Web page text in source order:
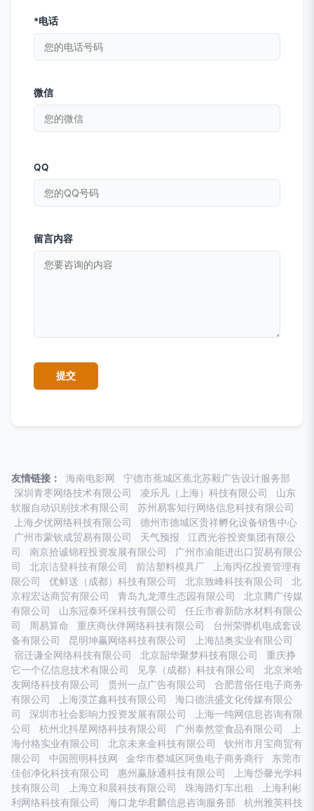
*电话
微信
QQ
留言内容
友情链接： 海南电影网
宁德市蕉城区蕉北苏毅广告设计服务部
深圳青枣网络技术有限公司
凌乐凡（上海）科技有限公司
山东
软服自动识别技术有限公司
苏州易客知行网络信息科技有限公司
上海夕优网络科技有限公司
德州市德城区贵祥孵化设备销售中心
广州市蒙钦成贸易有限公司
天气预报
江西光谷投资集团有限公
司
南京拾诚锦程投资发展有限公司
广州市渝能进出口贸易有限公
司
北京洁登科技有限公司 前沽塑料模具厂
上海丙亿投资管理有
限公司
优鲜送（成都）科技有限公司 北京致峰科技有限公司
北
京程宏达商贸有限公司
青岛九龙潭生态园有限公司
北京腾广传媒
有限公司
山东冠泰环保科技有限公司
任丘市睿新防水材料有限公
司
周易算命 重庆商伙伴网络科技有限公司
台州荣骅机电成套设
备有限公司
昆明坤赢网络科技有限公司
上海喆奥实业有限公司
宿迁谦全网络科技有限公司
北京韶华聚梦科技有限公司
重庆挣
它一个亿信息技术有限公司
见享（成都）科技有限公司
北京米哈
友网络科技有限公司
贵州一点广告有限公司
合肥普俗任电子商务
有限公司
上海漠芷鑫科技有限公司
海口德洪盛文化传媒有限公
司
深圳市社会影响力投资发展有限公司
上海一纯网信息咨询有限
公司
杭州北抖星网络科技有限公司 广州泰然堂食品有限公司
上
海付格实业有限公司
北京未来金科技有限公司
钦州市月宝商贸有
限公司
中国照明科技网 金华市婺城区阿鱼电子商务商行
东莞市
佳创净化科技有限公司
惠州赢脉通科技有限公司
上海岱馨光学科
技有限公司
上海立和晨科技有限公司 珠海路灯车出租
上海利彬
利网络科技有限公司
海口龙华君麟信息咨询服务部 杭州雅英科技